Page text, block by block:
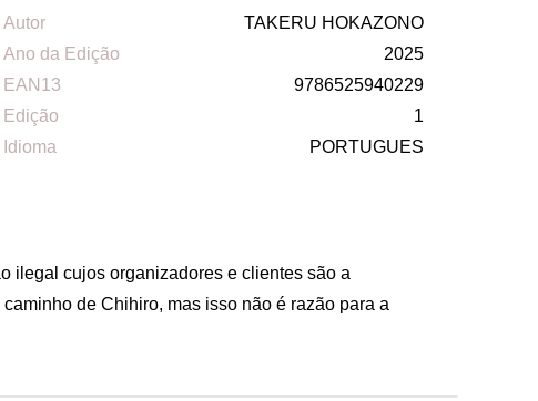
Autor
TAKERU HOKAZONO
Ano da Edição
2025
EAN13
9786525940229
Edição
1
Idioma
PORTUGUES
ilegal cujos organizadores e clientes são a
de Chihiro, mas isso não é razão para a